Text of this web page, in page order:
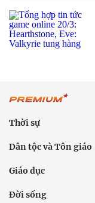
Thời sự
Dân tộc và Tôn giáo
Giáo dục
Đời sống